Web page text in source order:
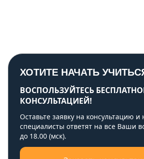
ХОТИТЕ НАЧАТЬ
ВОСПОЛЬЗУЙТЕСЬ
КОНСУЛЬТАЦИЕЙ!
Оставьте заявку на консультацию
специалисты ответят на все Ваши
до 18.00 (мск).